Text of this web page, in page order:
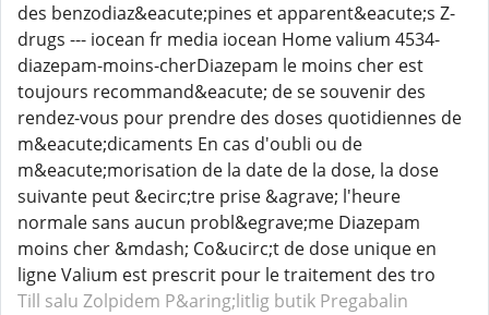
des benzodiaz&eacute;pines et apparent&eacute;s Z-
drugs --- iocean fr media iocean Home valium 4534-
diazepam-moins-cherDiazepam le moins cher est
toujours recommand&eacute; de se souvenir des
rendez-vous pour prendre des doses quotidiennes de
m&eacute;dicaments En cas d'oubli ou de
m&eacute;morisation de la date de la dose, la dose
suivante peut &ecirc;tre prise &agrave; l'heure
normale sans aucun probl&egrave;me Diazepam
moins cher &mdash; Co&ucirc;t de dose unique en
ligne Valium est prescrit pour le traitement des tro
Till salu Zolpidem P&aring;litlig butik Pregabalin